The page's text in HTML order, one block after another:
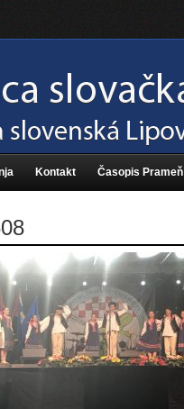
Kontakt Časopis Prameň